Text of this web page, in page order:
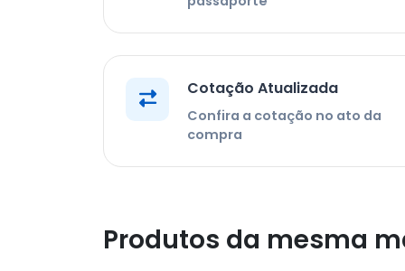
Cotação Atualizada
Confira a cotação no ato da
compra
Produtos da mesma